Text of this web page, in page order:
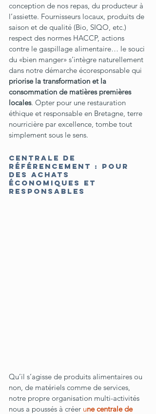
conception de nos repas, du producteur à
l’assiette. Fournisseurs locaux, produits de
saison et de qualité (Bio, SIQO, etc.)
respect des normes HACCP, actions
contre le gaspillage alimentaire… le souci
du «bien manger» s’intègre naturellement
dans notre démarche écoresponsable qui
priorise la transformation et la
consommation de matières premières
locales. Opter pour une restauration
éthique et responsable en Bretagne, terre
nourricière par excellence, tombe tout
simplement sous le sens.
Centrale de
référencement : pour
des achats
économiques et
responsables
Qu’il s’agisse de produits alimentaires ou
non, de matériels comme de services,
notre propre organisation multi-activités
nous a poussés à créer une centrale de